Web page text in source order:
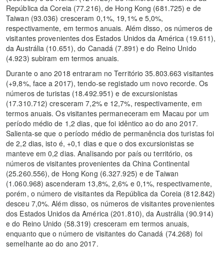
República da Coreia (77.216), de Hong Kong (681.725) e de
Taiwan (93.036) cresceram 0,1%, 19,1% e 5,0%,
respectivamente, em termos anuais. Além disso, os números de
visitantes provenientes dos Estados Unidos da América (19.611),
da Austrália (10.651), do Canadá (7.891) e do Reino Unido
(4.923) subiram em termos anuais.
Durante o ano 2018 entraram no Território 35.803.663 visitantes
(+9,8%, face a 2017), tendo-se registado um novo recorde. Os
números de turistas (18.492.951) e de excursionistas
(17.310.712) cresceram 7,2% e 12,7%, respectivamente, em
termos anuais. Os visitantes permaneceram em Macau por um
período médio de 1,2 dias, que foi idêntico ao do ano 2017.
Salienta-se que o período médio de permanência dos turistas foi
de 2,2 dias, isto é, +0,1 dias e que o dos excursionistas se
manteve em 0,2 dias. Analisando por país ou território, os
números de visitantes provenientes da China Continental
(25.260.556), de Hong Kong (6.327.925) e de Taiwan
(1.060.968) ascenderam 13,8%, 2,6% e 0,1%, respectivamente,
porém, o número de visitantes da República da Coreia (812.842)
desceu 7,0%. Além disso, os números de visitantes provenientes
dos Estados Unidos da América (201.810), da Austrália (90.914)
e do Reino Unido (58.319) cresceram em termos anuais,
enquanto que o número de visitantes do Canadá (74.268) foi
semelhante ao do ano 2017.